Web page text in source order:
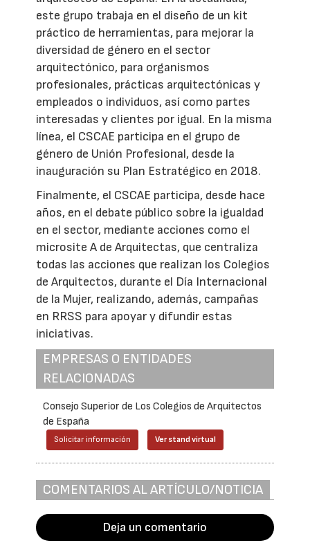
este grupo trabaja en el diseño de un kit
práctico de herramientas, para mejorar la
diversidad de género en el sector
arquitectónico, para organismos
profesionales, prácticas arquitectónicas y
empleados o individuos, así como partes
interesadas y clientes por igual. En la misma
línea, el CSCAE participa en el grupo de
género de Unión Profesional, desde la
inauguración su Plan Estratégico en 2018.
Finalmente, el CSCAE participa, desde hace
años, en el debate público sobre la igualdad
en el sector, mediante acciones como el
microsite A de Arquitectas, que centraliza
todas las acciones que realizan los Colegios
de Arquitectos, durante el Día Internacional
de la Mujer, realizando, además, campañas
en RRSS para apoyar y difundir estas
iniciativas.
EMPRESAS O ENTIDADES
RELACIONADAS
Consejo Superior de Los Colegios de Arquitectos
de España
Solicitar información Ver stand virtual
COMENTARIOS AL ARTÍCULO/NOTICIA
Deja un comentario